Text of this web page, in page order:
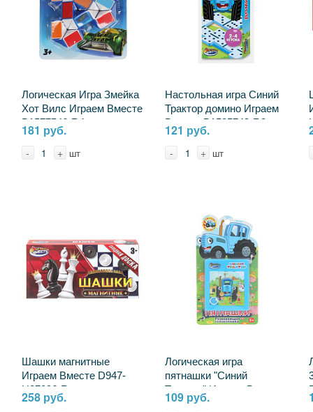
Логическая Игра Змейка
Хот Вилс Играем Вместе
B1577546-R4
181 руб.
- + шт
Настольная игра Синий
Трактор домино Играем
Вместе B1535743-R8
121 руб.
- + шт
Шашки магнитные
Играем Вместе D947-
H37096-R
258 руб.
Логическая игра
пятнашки "Синий
Трактор" Играем Вместе
1808K529-R19
109 руб.